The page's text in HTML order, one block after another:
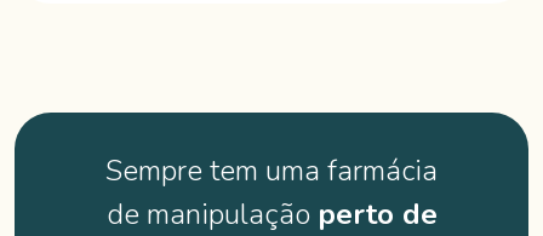
Sempre tem uma farmácia
de manipulação perto de